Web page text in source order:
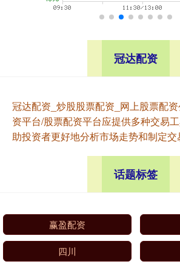
冠达配资
冠达配资_炒股股票配资_网上股票配
资平台/股票配资平台应提供多种交易
助投资者更好地分析市场走势和制定交
话题标签
赢盈配资
四川